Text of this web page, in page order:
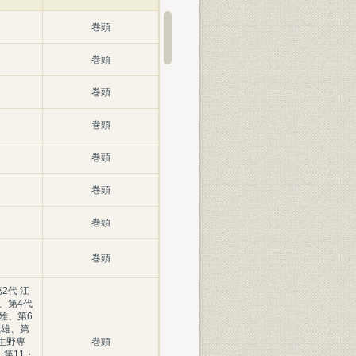
巻頭
巻頭
巻頭
巻頭
巻頭
巻頭
巻頭
巻頭
2代 江
第4代
、第6
、第
野専
巻頭